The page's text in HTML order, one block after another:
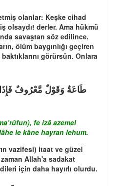
olanlar: Keşke cihad
olsaydı! derler. Ama hükmü
savaştan söz edilince,
ölüm baygınlığı geçiren
görürsün. Onlara
fe izâ azemel
le kâne hayran lehum.
vazifesi) itaat ve güzel
Allah'a sadakat
için daha hayırlı olurdu.